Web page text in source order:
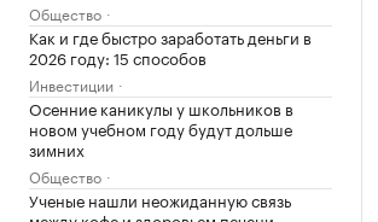
Общество
Как и где быстро заработать деньги в
2026 году: 15 способов
Инвестиции
Осенние каникулы у школьников в
новом учебном году будут дольше
зимних
Общество
Ученые нашли неожиданную связь